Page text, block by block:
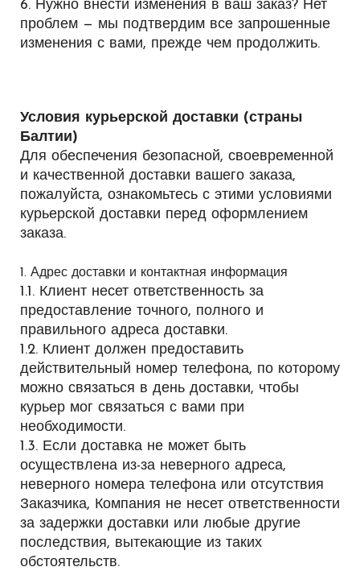
6. Нужно внести изменения в ваш заказ? Нет
проблем — мы подтвердим все запрошенные
изменения с вами, прежде чем продолжить.
Условия курьерской доставки (страны
Балтии)
Для обеспечения безопасной, своевременной
и качественной доставки вашего заказа,
пожалуйста, ознакомьтесь с этими условиями
курьерской доставки перед оформлением
заказа.
1. Адрес доставки и контактная информация
1.1. Клиент несет ответственность за
предоставление точного, полного и
правильного адреса доставки.
1.2. Клиент должен предоставить
действительный номер телефона, по которому
можно связаться в день доставки, чтобы
курьер мог связаться с вами при
необходимости.
1.3. Если доставка не может быть
осуществлена ​​из-за неверного адреса,
неверного номера телефона или отсутствия
Заказчика, Компания не несет ответственности
за задержки доставки или любые другие
последствия, вытекающие из таких
обстоятельств.